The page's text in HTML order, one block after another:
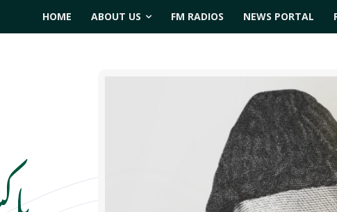
HOME ABOUT US FM RADIOS NEWS PORTAL